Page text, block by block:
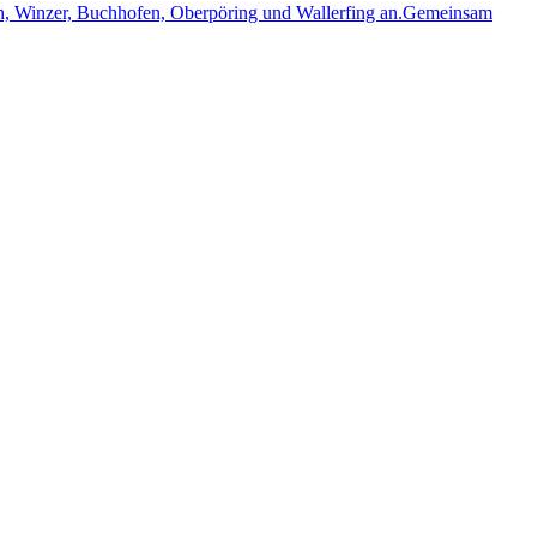
Buchhofen, Oberpöring und Wallerfing an.Gemeinsam